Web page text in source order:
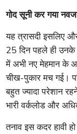
गोद सूनी कर गया
यह त्रासदी इसलिए
25 दिन पहले ही
में अभी नए मेहमान के
चीख-पुकार मच गई।
बहुत ज्यादा परेशान
भारी वर्कलोड और
तनाव इस कदर हावी